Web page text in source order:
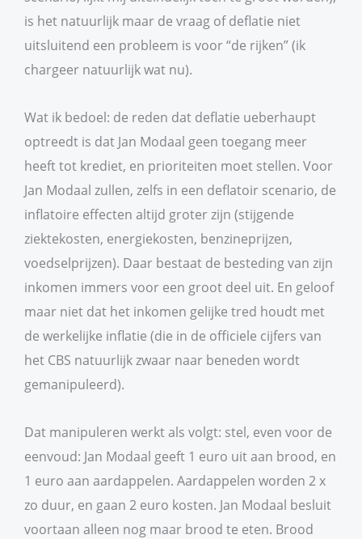
is het natuurlijk maar de vraag of deflatie niet
uitsluitend een probleem is voor “de rijken” (ik
chargeer natuurlijk wat nu).
Wat ik bedoel: de reden dat deflatie ueberhaupt
optreedt is dat Jan Modaal geen toegang meer
heeft tot krediet, en prioriteiten moet stellen. Voor
Jan Modaal zullen, zelfs in een deflatoir scenario, de
inflatoire effecten altijd groter zijn (stijgende
ziektekosten, energiekosten, benzineprijzen,
voedselprijzen). Daar bestaat de besteding van zijn
inkomen immers voor een groot deel uit. En geloof
maar niet dat het inkomen gelijke tred houdt met
de werkelijke inflatie (die in de officiele cijfers van
het CBS natuurlijk zwaar naar beneden wordt
gemanipuleerd).
Dat manipuleren werkt als volgt: stel, even voor de
eenvoud: Jan Modaal geeft 1 euro uit aan brood, en
1 euro aan aardappelen. Aardappelen worden 2 x
zo duur, en gaan 2 euro kosten. Jan Modaal besluit
voortaan alleen nog maar brood te eten. Brood